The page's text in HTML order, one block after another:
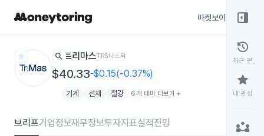
마켓보이스
star search 트리마스TRS나스닥
$40.33-$0.15(-0.37%)
기계 선재 철강 6개 테마 더보기 add
브리프기업정보재무정보투자지표실적전망
right_panel_open
history
최근 본
star
내 관심
partner_exchange